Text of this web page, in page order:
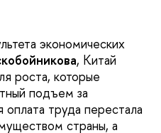
экономических
, Китай
роста, которые
подъем за
труда перестала
страны, а